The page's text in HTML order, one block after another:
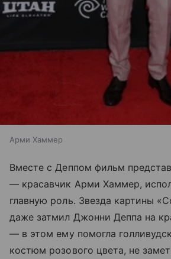
Арми Хаммер
Вместе с Деппом фильм
— красавчик Арми Хаммер,
главную роль. Звезда картины
даже затмил Джонни Деппа на
— в этом ему помогла
костюм розового цвета, не